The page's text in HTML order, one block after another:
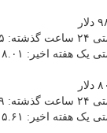
کاهش
اخیر: ۱۸.۰۱ درصد کاهش
کاهش
اخیر: ۱۵.۶۱ درصد کاهش